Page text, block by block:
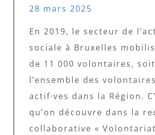
28 mars 2025
En 2019, le secteur de
sociale à Bruxelles
de 11 000 volontaires,
l’ensemble des volontaires
actif·ves dans la Région.
qu’on découvre dans la
collaborative «